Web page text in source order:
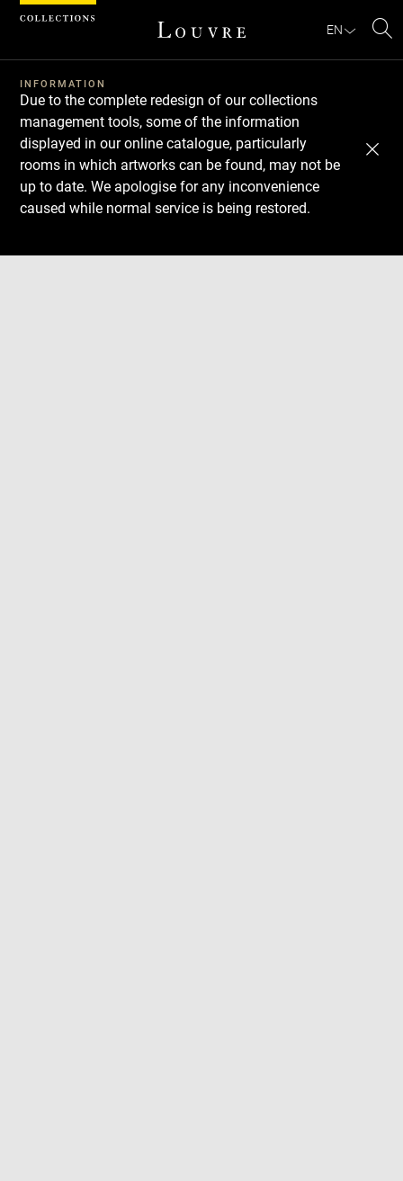
EN
INFORMATION
Due to the complete redesign of our collections
management tools, some of the information
displayed in our online catalogue, particularly
rooms in which artworks can be found, may not be
up to date. We apologise for any inconvenience
caused while normal service is being restored.
Download
Next
Previous
Cookies management panel